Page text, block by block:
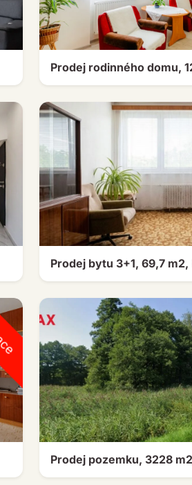
Prodej rodinného domu,
Prodej bytu 3+1, 69,7 m2,
Prodej pozemku, 3228